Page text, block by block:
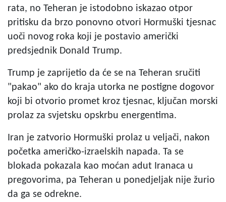
rata, no Teheran je istodobno iskazao otpor
pritisku da brzo ponovno otvori Hormuški tjesnac
uoči novog roka koji je postavio američki
predsjednik Donald Trump.
Trump je zaprijetio da će se na Teheran sručiti
"pakao" ako do kraja utorka ne postigne dogovor
koji bi otvorio promet kroz tjesnac, ključan morski
prolaz za svjetsku opskrbu energentima.
Iran je zatvorio Hormuški prolaz u veljači, nakon
početka američko-izraelskih napada. Ta se
blokada pokazala kao moćan adut Iranaca u
pregovorima, pa Teheran u ponedjeljak nije žurio
da ga se odrekne.